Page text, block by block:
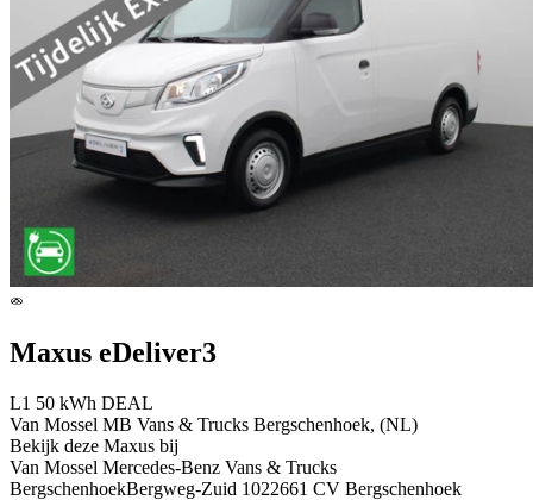
Maxus eDeliver3
L1 50 kWh DEAL
Van Mossel MB Vans & Trucks Bergschenhoek, (NL)
Bekijk deze Maxus bij
Van Mossel Mercedes-Benz Vans & Trucks
BergschenhoekBergweg-Zuid 1022661 CV Bergschenhoek